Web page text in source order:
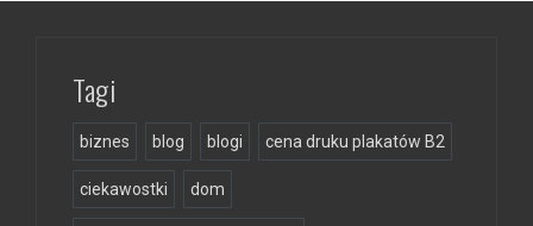
Tagi
biznes blog blogi cena druku plakatów B2
ciekawostki dom